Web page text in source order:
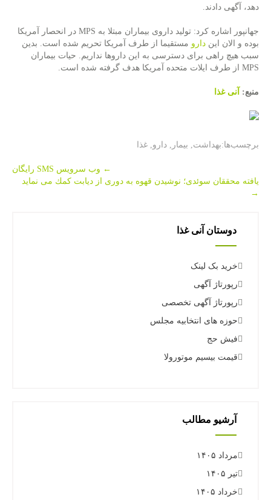
دهد، آگهی دادند.
جهانپور اشاره كرد: تولید داروی بیماران مبتلا به MPS در انحصار آمریكا
بوده و الان این دارومستقیما از طرف آمریكا تحریم شده است. بدین
سبب هیچ راهی برای دسترسی به این داروها نداریم. حیات بیماران
MPS از طرف ایلات متحده آمریكا هدف گرفته شده است.
منبع: آنی غذا
برچسب‌ها:بهداشت, بیمار, دارو, غذا
navigation
←وب سرویس SMS رایگان
یافته محققان سوئدی؛ نوشیدن قهوه به دوری از دیابت كمك می نماید
→
دوستان آنی غذا
خرید بک لینک
رپورتاژ آگهی
رپورتاژ آگهی تخصصی
حوزه های انتخابیه مجلس
فیش حج
قیمت بیسیم موتورولا
آرشیو مطالب
مرداد ۱۴۰۵
تیر ۱۴۰۵
خرداد ۱۴۰۵